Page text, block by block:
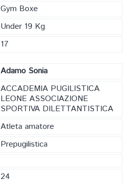
Gym Boxe
Under 19 Kg
17
Adamo Sonia
ACCADEMIA PUGILISTICA
LEONE ASSOCIAZIONE
SPORTIVA DILETTANTISTICA
Atleta amatore
Prepugilistica
24